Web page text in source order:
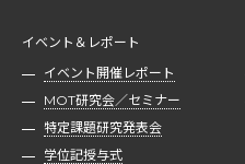
イベント＆レポート
イベント開催レポート
MOT研究会／セミナー
特定課題研究発表会
学位記授与式